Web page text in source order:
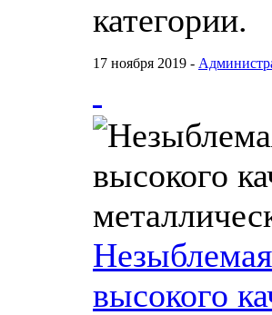
категории.
17 ноября 2019 -
высокого